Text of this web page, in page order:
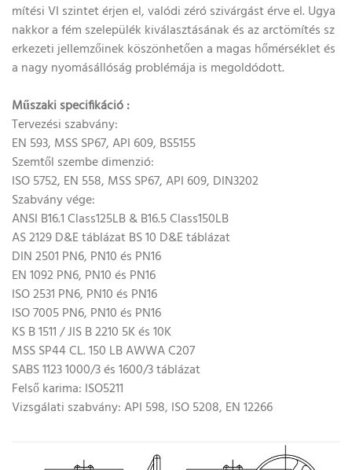
mítési VI szintet érjen el, valódi zéró szivárgást érve el. Ugya
nakkor a fém szelepülék kiválasztásának és az arctömítés sz
erkezeti jellemzőinek köszönhetően a magas hőmérséklet és
a nagy nyomásállóság problémája is megoldódott.
Műszaki specifikáció:
Tervezési szabvány:
EN 593, MSS SP67, API 609, BS5155
Szemtől szembe dimenzió:
ISO 5752, EN 558, MSS SP67, API 609, DIN3202
Szabvány vége:
ANSI B16.1 Class125LB & B16.5 Class150LB
AS 2129 D&E táblázat BS 10 D&E táblázat
DIN 2501 PN6, PN10 és PN16
EN 1092 PN6, PN10 és PN16
ISO 2531 PN6, PN10 és PN16
ISO 7005 PN6, PN10 és PN16
KS B 1511 / JIS B 2210 5K és 10K
MSS SP44 CL. 150 LB AWWA C207
SABS 1123 1000/3 és 1600/3 táblázat
Felső karima: ISO5211
Vizsgálati szabvány: API 598, ISO 5208, EN 12266